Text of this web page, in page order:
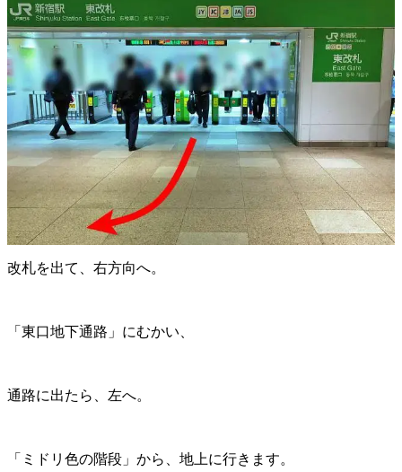
改札を出て、右方向へ。
「東口地下通路」にむかい、
通路に出たら、左へ。
「ミドリ色の階段」から、地上に行きます。